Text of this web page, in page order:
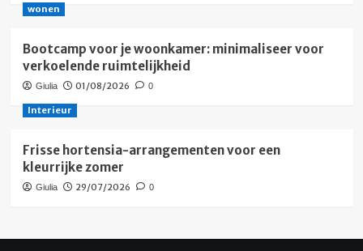
wonen
Bootcamp voor je woonkamer: minimaliseer voor
verkoelende ruimtelijkheid
Giulia 01/08/2026 0
Interieur
Frisse hortensia-arrangementen voor een
kleurrijke zomer
Giulia 29/07/2026 0